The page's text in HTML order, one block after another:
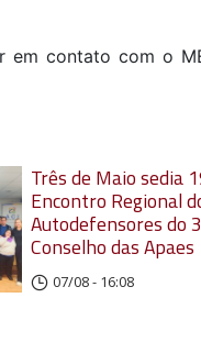
em contato com o
Três de Maio sedia
Encontro Regional
Autodefensores do
Conselho das Apaes
07/08 - 16:08